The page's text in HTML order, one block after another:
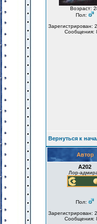
Возраст:
Пол:
Зарегистрирован:
Сообщения:
Вернуться к
Автор
А202
Лор-
Пол:
Зарегистрирован:
Сообщения: